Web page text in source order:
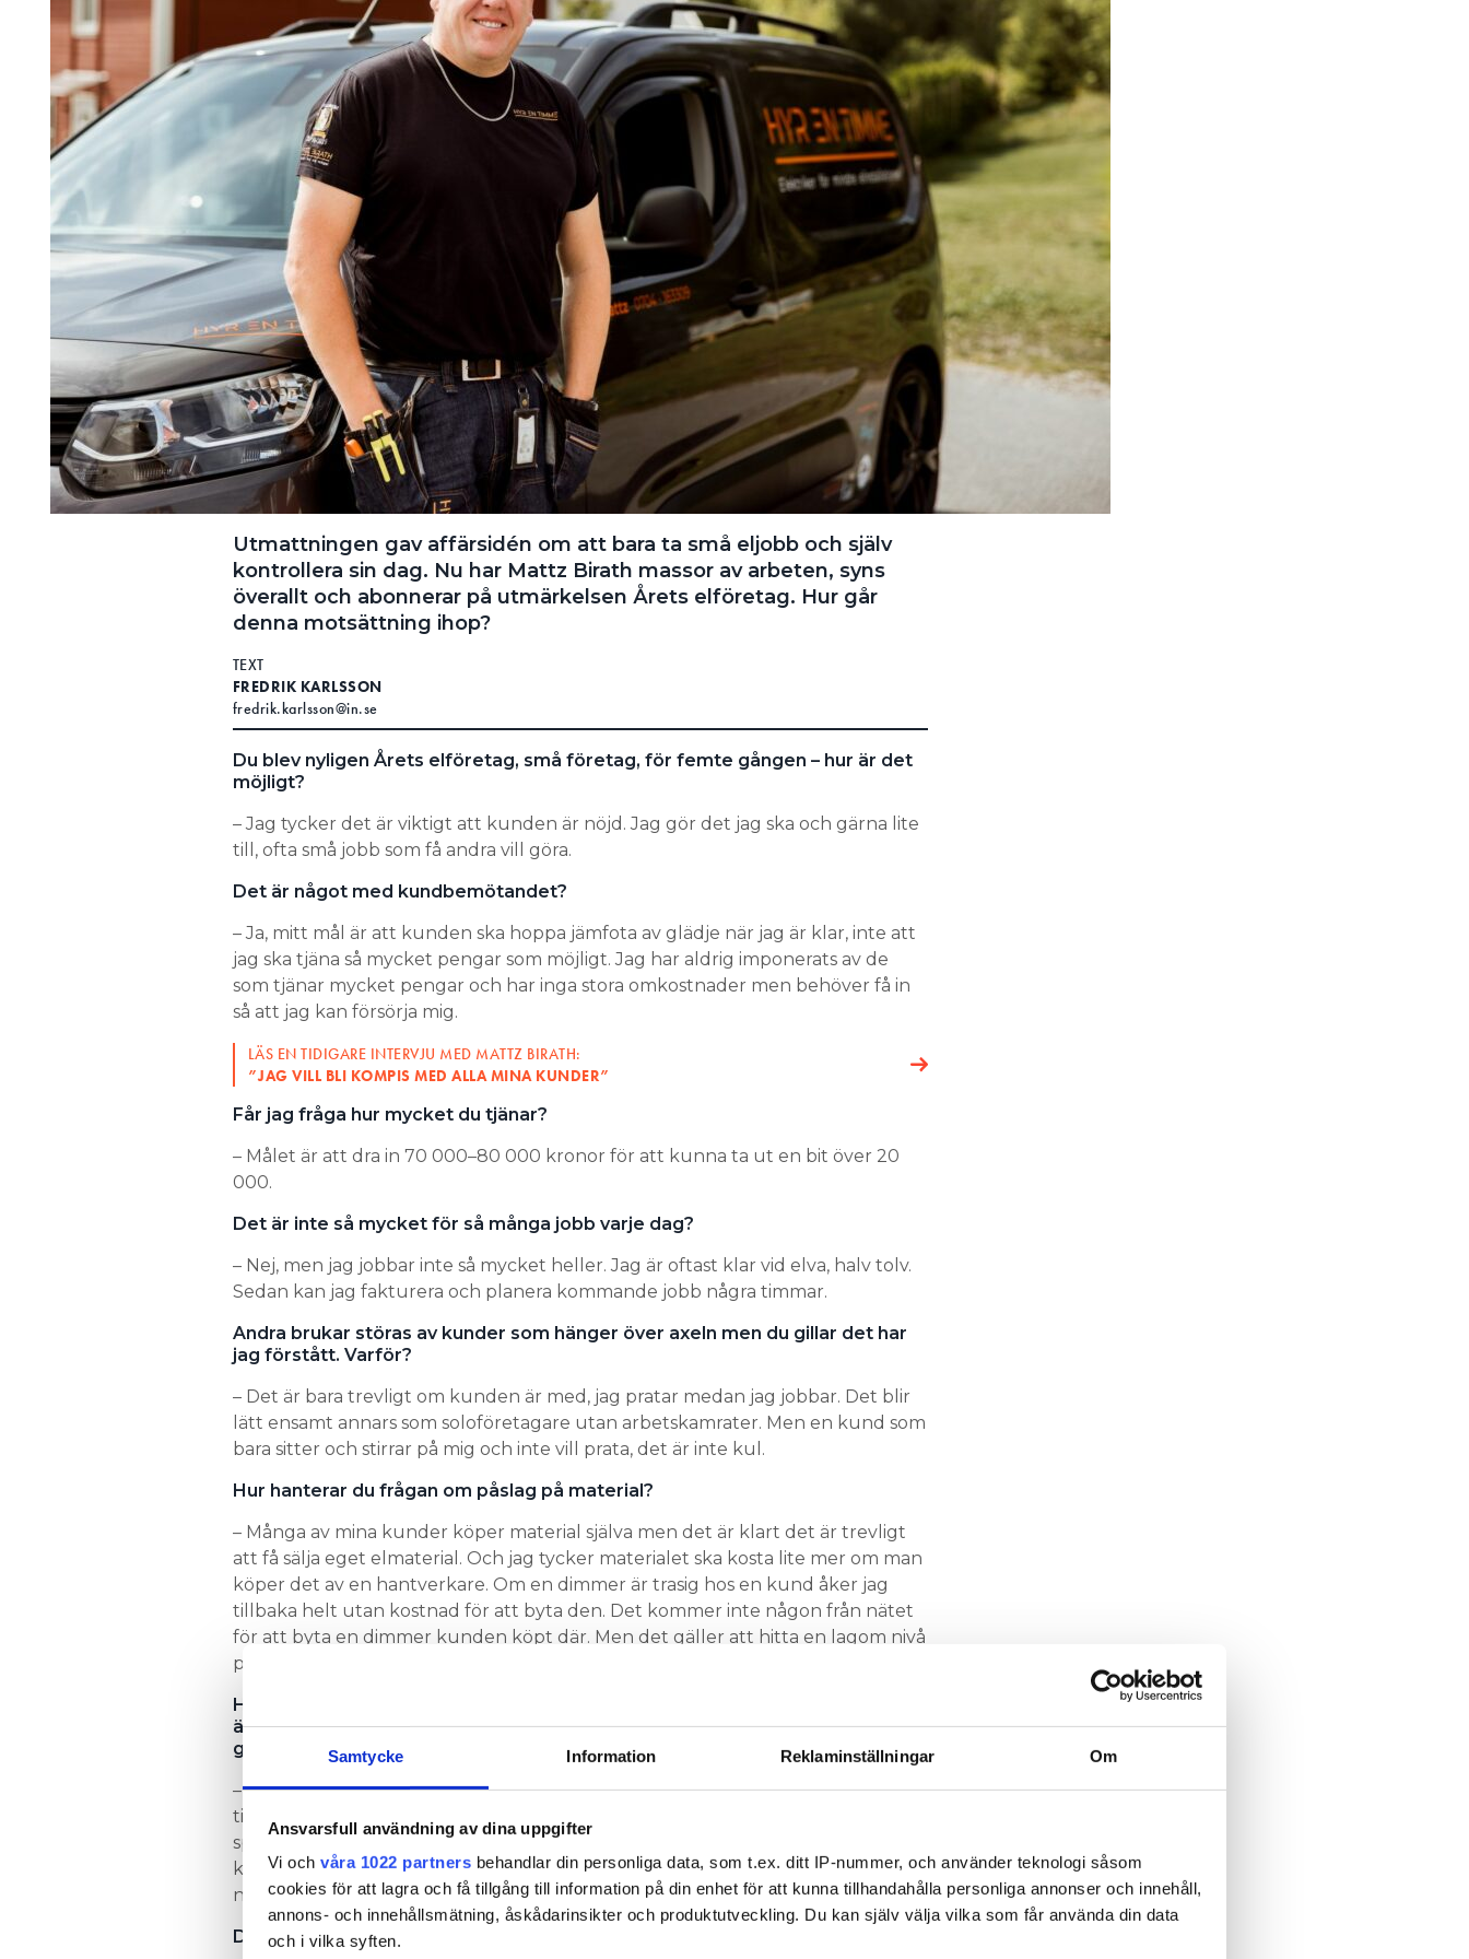
Samtycke Information Reklaminställningar Om
Ansvarsfull användning av dina uppgifter
Vi och våra 1022 partners behandlar din personliga data, som t.ex. ditt IP-nummer, och använder teknologi såsom
cookies för att lagra och få tillgång till information på din enhet för att kunna tillhandahålla personliga annonser och innehåll,
annons- och innehållsmätning, åskådarinsikter och produktutveckling. Du kan själv välja vilka som får använda din data
och i vilka syften.
Search for:
SEARCH
Utmattningen gav affärsidén om att bara ta små eljobb och själv
kontrollera sin dag. Nu har Mattz Birath massor av arbeten, syns
överallt och abonnerar på utmärkelsen Årets elföretag. Hur går
denna motsättning ihop?
TEXT
FREDRIK KARLSSON
fredrik.karlsson@in.se
Du blev nyligen Årets elföretag, små företag, för femte gången – hur är det
möjligt?
– Jag tycker det är viktigt att kunden är nöjd. Jag gör det jag ska och gärna lite
till, ofta små jobb som få andra vill göra.
Det är något med kundbemötandet?
– Ja, mitt mål är att kunden ska hoppa jämfota av glädje när jag är klar, inte att
jag ska tjäna så mycket pengar som möjligt. Jag har aldrig imponerats av de
som tjänar mycket pengar och har inga stora omkostnader men behöver få in
så att jag kan försörja mig.
LÄS EN TIDIGARE INTERVJU MED MATTZ BIRATH:
”JAG VILL BLI KOMPIS MED ALLA MINA KUNDER”
Får jag fråga hur mycket du tjänar?
– Målet är att dra in 70 000–80 000 kronor för att kunna ta ut en bit över 20
000.
Det är inte så mycket för så många jobb varje dag?
– Nej, men jag jobbar inte så mycket heller. Jag är oftast klar vid elva, halv tolv.
Sedan kan jag fakturera och planera kommande jobb några timmar.
Andra brukar störas av kunder som hänger över axeln men du gillar det har
jag förstått. Varför?
– Det är bara trevligt om kunden är med, jag pratar medan jag jobbar. Det blir
lätt ensamt annars som soloföretagare utan arbetskamrater. Men en kund som
bara sitter och stirrar på mig och inte vill prata, det är inte kul.
Hur hanterar du frågan om påslag på material?
– Många av mina kunder köper material själva men det är klart det är trevligt
att få sälja eget elmaterial. Och jag tycker materialet ska kosta lite mer om man
köper det av en hantverkare. Om en dimmer är trasig hos en kund åker jag
tillbaka helt utan kostnad för att byta den. Det kommer inte någon från nätet
för att byta en dimmer kunden köpt där. Men det gäller att hitta en lagom nivå
på påslag, jag jämför ganska mycket med vad andra tar betalt.
Hur kan någon komma tillbaka från en utmattning med flera jobb per dag, du
är aktiv i sociala medier och syns överallt. Plus jobbar extra som fotograf. Hur
går det ihop?
– Jag jobbar inte så mycket. Gör jag fyra jobb på en dag så är det ju bara fyra
timmar. Jag tackar bara ja till jobb som tar max en timme, utom om det är
spottar i kök och badrum som kan ta lite längre tid och byte av elcentral som
kräver kontroll före idrifttagning. Men mycket annat jag gör går på automatik
nu.
Du svarade på mitt meddelande inom 10 sekunder.